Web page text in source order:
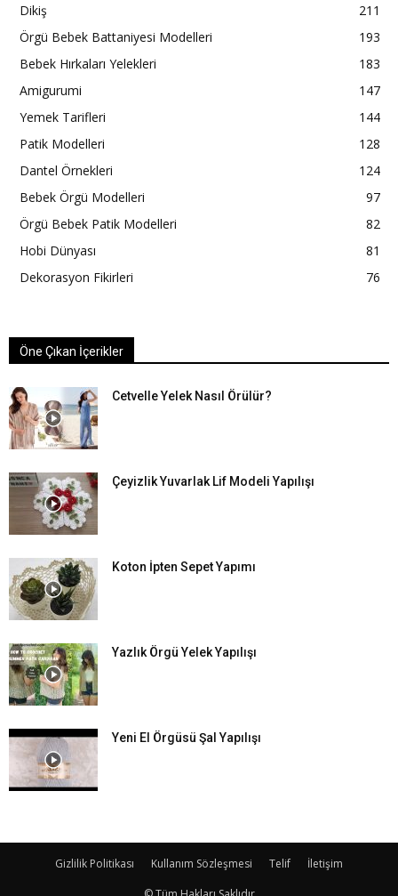
Dikiş
211
Örgü Bebek Battaniyesi Modelleri
193
Bebek Hırkaları Yelekleri
183
Amigurumi
147
Yemek Tarifleri
144
Patik Modelleri
128
Dantel Örnekleri
124
Bebek Örgü Modelleri
97
Örgü Bebek Patik Modelleri
82
Hobi Dünyası
81
Dekorasyon Fikirleri
76
Öne Çıkan İçerikler
Cetvelle Yelek Nasıl Örülür?
Çeyizlik Yuvarlak Lif Modeli Yapılışı
Koton İpten Sepet Yapımı
Yazlık Örgü Yelek Yapılışı
Yeni El Örgüsü Şal Yapılışı
Gizlilik Politikası Kullanım Sözleşmesi Telif
İletişim